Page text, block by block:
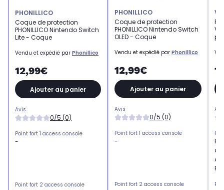
PHONILLICO
Coque de protection
PHONILLICO Nintendo Switch
Lite - Coque
Vendu et expédié par Phonillico
12,99€
Ajouter au panier
Avis
0/5 (0)
Point fort 1 access console
-
Point fort 2 access console
PHONILLICO
Coque de protection
PHONILLICO Nintendo Switch
OLED - Coque
Vendu et expédié par Phonillico
12,99€
Ajouter au panier
Avis
0/5 (0)
Point fort 1 access console
-
Point fort 2 access console